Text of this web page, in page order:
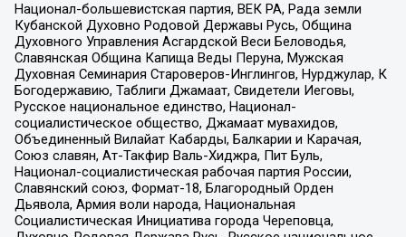
Национал-большевистская партия, ВЕК РА, Рада земли
Кубанской Духовно Родовой Державы Русь, Община
Духовного Управления Асгардской Веси Беловодья,
Славянская Община Капища Веды Перуна, Мужская
Духовная Семинария Староверов-Инглингов, Нурджулар, К
Богодержавию, Таблиги Джамаат, Свидетели Иеговы,
Русское национальное единство, Национал-
социалистическое общество, Джамаат мувахидов,
Объединенный Вилайат Кабарды, Балкарии и Карачая,
Союз славян, Ат-Такфир Валь-Хиджра, Пит Буль,
Национал-социалистическая рабочая партия России,
Славянский союз, Формат-18, Благородный Орден
Дьявола, Армия воли народа, Национальная
Социалистическая Инициатива города Череповца,